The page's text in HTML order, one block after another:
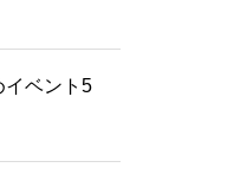
イベント5